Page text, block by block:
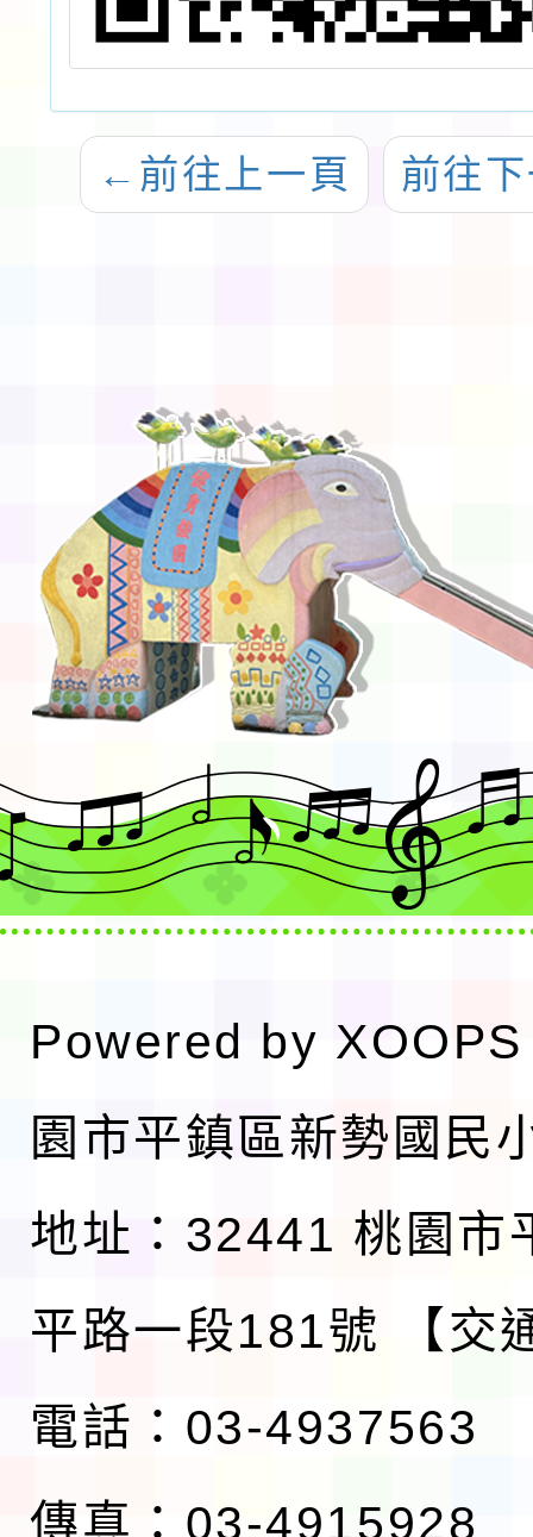
← 前往上一頁 前往
Powered by XOOPS
園市平鎮區新勢國民
地址：32441 桃園市
平路一段181號
【交
電話：03-4937563
傳真：03-4915928